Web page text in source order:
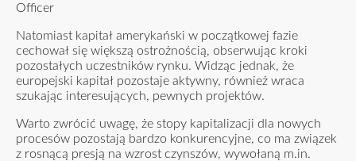
Officer
Natomiast kapitał amerykański w początkowej fazie
cechował się większą ostrożnością, obserwując kroki
pozostałych uczestników rynku. Widząc jednak, że
europejski kapitał pozostaje aktywny, również wraca
szukając interesujących, pewnych projektów.
Warto zwrócić uwagę, że stopy kapitalizacji dla nowych
procesów pozostają bardzo konkurencyjne, co ma związek
z rosnącą presją na wzrost czynszów, wywołaną m.in.